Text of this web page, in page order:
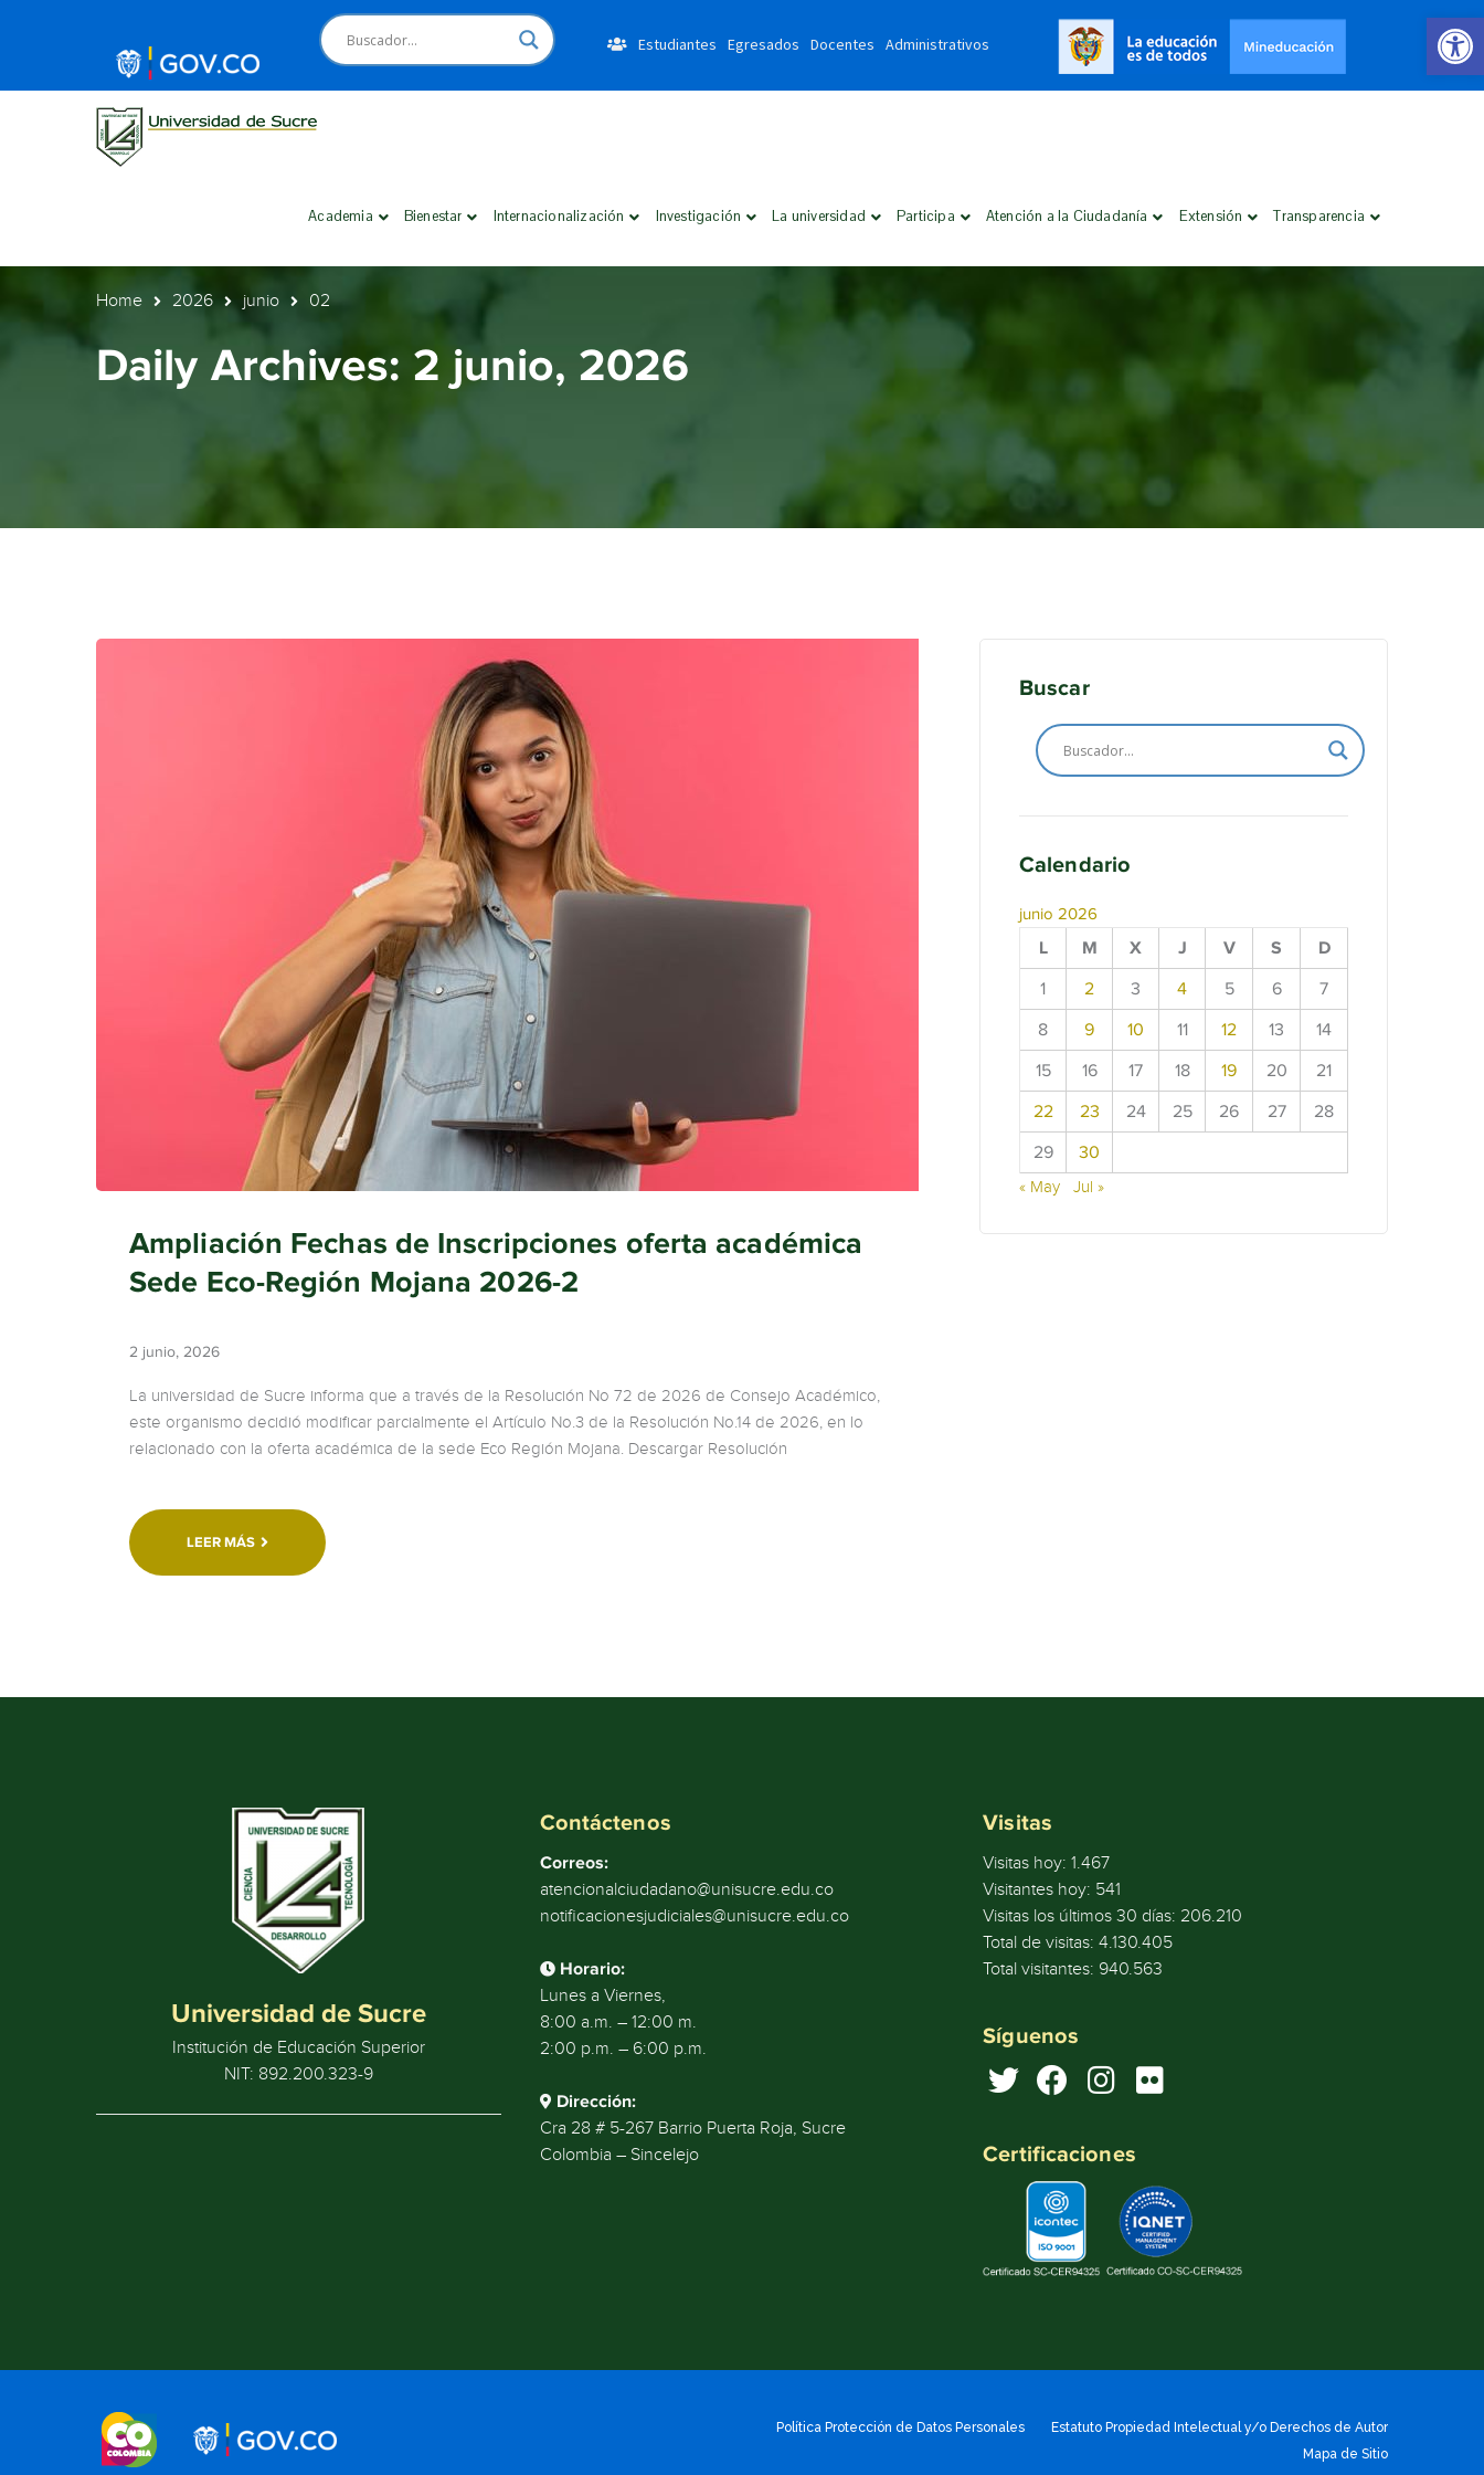
Estudiantes Egresados Docentes Administrativos
Academia Bienestar Internacionalización Investigación La universidad Participa Atención a la Ciudadanía Extensión Transparencia
Home 2026 junio 02
Daily Archives: 2 junio, 2026
Ampliación Fechas de Inscripciones oferta académica
Sede Eco-Región Mojana 2026-2
2 junio, 2026
La universidad de Sucre informa que a través de la Resolución No 72 de 2026 de Consejo Académico,
este organismo decidió modificar parcialmente el Artículo No.3 de la Resolución No.14 de 2026, en lo
relacionado con la oferta académica de la sede Eco Región Mojana. Descargar Resolución
LEER MÁS
Buscar
Calendario
junio 2026
L M X J V S D
1 2 3 4 5 6 7
8 9 10 11 12 13 14
15 16 17 18 19 20 21
22 23 24 25 26 27 28
29
30
« May
Jul »
Universidad de Sucre
Institución de Educación Superior
NIT: 892.200.323-9
Contáctenos
Correos:
atencionalciudadano@unisucre.edu.co
notificacionesjudiciales@unisucre.edu.co
Horario:
Lunes a Viernes,
8:00 a.m. – 12:00 m.
2:00 p.m. – 6:00 p.m.
Dirección:
Cra 28 # 5-267 Barrio Puerta Roja, Sucre
Colombia – Sincelejo
Visitas
Visitas hoy:1.467
Visitantes hoy: 541
Visitas los últimos 30 días: 206.210
Total de visitas:4.130.405
Total visitantes: 940.563
Síguenos
Certificaciones
Política Protección de Datos Personales
Estatuto Propiedad Intelectual y/o Derechos de Autor
Mapa de Sitio